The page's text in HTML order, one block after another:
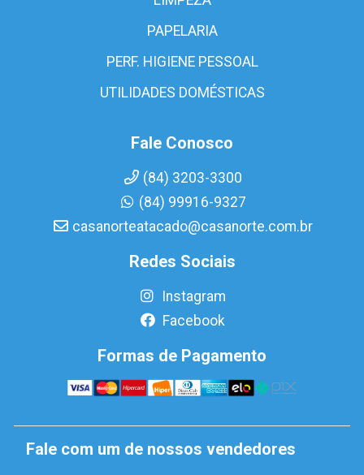
PAPELARIA
PERF. HIGIENE PESSOAL
UTILIDADES DOMÉSTICAS
Fale Conosco
(84) 3203-3300
(84) 99916-9327
casanorteatacado@casanorte.com.br
Redes Sociais
Instagram
Facebook
Formas de Pagamento
Fale com um de nossos vendedores